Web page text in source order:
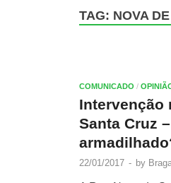
TAG: NOVA
COMUNICADO /
Intervenção
Santa Cruz
22/01/2017 - by